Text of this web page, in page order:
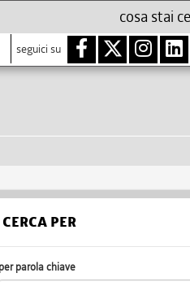
seguici su
CERCA PER
per parola chiave